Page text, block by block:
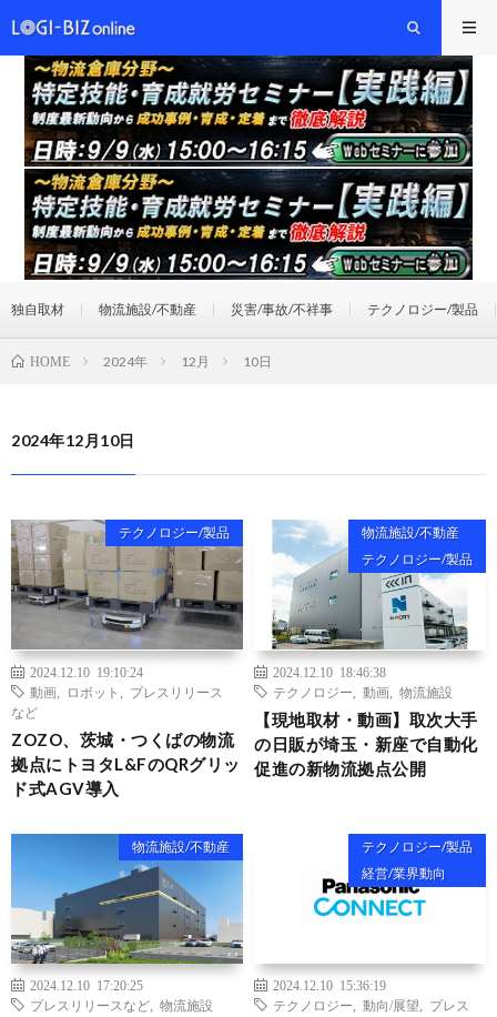
独自取材 物流施設/不動産 災害/事故/不祥事 テクノロジー/製品
HOME 2024年 12月 10日
2024年12月10日
テクノロジー/製品
2024.12.10 19:10:24
動画
ロボット
プレスリリース
など
ZOZO、茨城・つくばの物流
拠点にトヨタL&FのQRグリッ
ド式AGV導入
物流施設/不動産
テクノロジー/製品
2024.12.10 18:46:38
テクノロジー
動画 物流施設
【現地取材・動画】取次大手
の日販が埼玉・新座で自動化
促進の新物流拠点公開
物流施設/不動産
2024.12.10 17:20:25
プレスリリースなど
物流施設
テクノロジー/製品
経営/業界動向
2024.12.10 15:36:19
テクノロジー
動向/展望
プレス